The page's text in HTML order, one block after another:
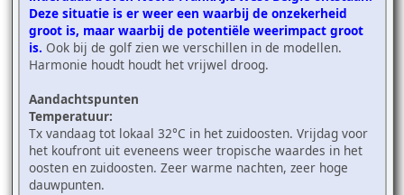
Deze situatie is er weer een waarbij de onzekerheid
groot is, maar waarbij de potentiële weerimpact groot
is. Ook bij de golf zien we verschillen in de modellen.
Harmonie houdt houdt het vrijwel droog.
Aandachtspunten
Temperatuur:
Tx vandaag tot lokaal 32°C in het zuidoosten. Vrijdag voor
het koufront uit eveneens weer tropische waardes in het
oosten en zuidoosten. Zeer warme nachten, zeer hoge
dauwpunten.